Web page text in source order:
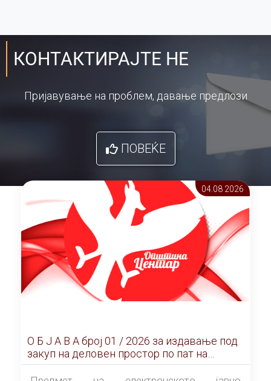
КОНТАКТИРАЈТЕ НЕ
Пријавување на проблем, давање предлози
ПОВЕЌЕ
04.08 2026
О Б Ј А В А брoj 01 / 2026 за издавање под
закуп на деловен простор по пат на
ЕЛЕКТРОНСКО ЈАВНО НАДДАВАЊЕ